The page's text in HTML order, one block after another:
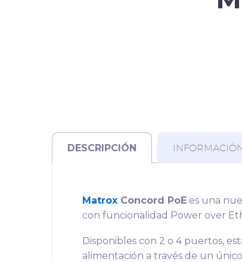
DESCRIPCIÓN
Matrox Concord PoE es una
con funcionalidad Power over
Disponibles con 2 o 4 puertos,
alimentación a través de un